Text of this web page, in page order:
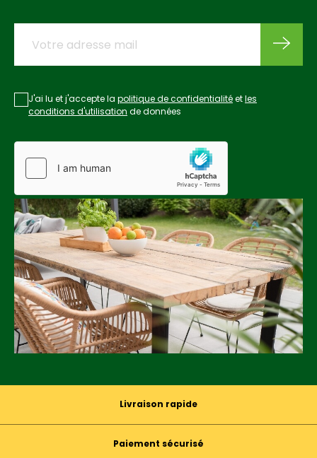
J'ai lu et j'accepte la politique de confidentialitéetles
conditions d'utilisation de données
Livraison rapide
Paiement sécurisé